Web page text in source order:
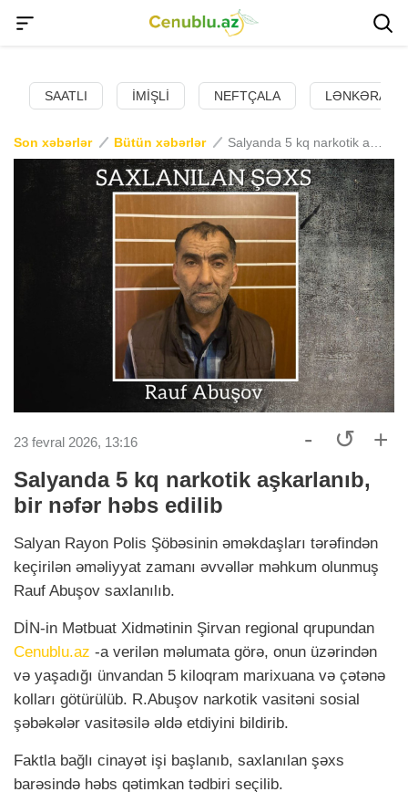
SAATLI İMIŞLI NEFTÇALA LƏNKƏRAN
Son xəbərlər Bütün xəbərlər
23 fevral 2026, 13:16 - ↺ +
Salyanda 5 kq narkotik aşkarlanıb,
bir nəfər həbs edilib
Salyan Rayon Polis Şöbəsinin əməkdaşları tərəfindən
keçirilən əməliyyat zamanı əvvəllər məhkum olunmuş
Rauf Abuşov saxlanılıb.
DİN-in Mətbuat Xidmətinin Şirvan regional qrupundan
Cenublu.az -a verilən məlumata görə, onun üzərindən
və yaşadığı ünvandan 5 kiloqram marixuana və çətənə
kolları götürülüb. R.Abuşov narkotik vasitəni sosial
şəbəkələr vasitəsilə əldə etdiyini bildirib.
Faktla bağlı cinayət işi başlanıb, saxlanılan şəxs
barəsində həbs qətimkan tədbiri seçilib.